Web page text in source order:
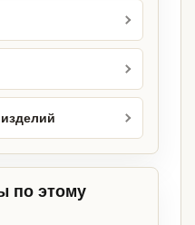
по этому